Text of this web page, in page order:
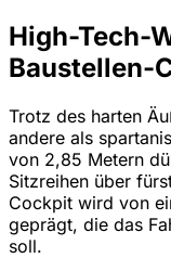
High-Tech-
Baustellen-
Trotz des harten
andere als
von 2,85 Metern
Sitzreihen über
Cockpit wird von
geprägt, die das
soll.